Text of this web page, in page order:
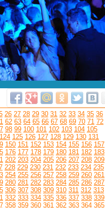
26 27 28 29 30 31 32 33 34 35 36
62 63 64 65 66 67 68 69 70 71 72
98 99 100 101 102 103 104 105
124 125 126 127 128 129 130 131
150 151 152 153 154 155 156 157
176 177 178 179 180 181 182 183
202 203 204 205 206 207 208 209
228 229 230 231 232 233 234 235
254 255 256 257 258 259 260 261
280 281 282 283 284 285 286 287
306 307 308 309 310 311 312 313
332 333 334 335 336 337 338 339
358 359 360 361 362 363 364 365